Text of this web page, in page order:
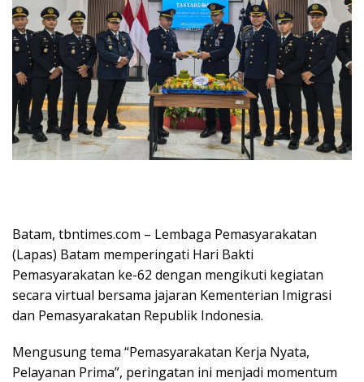
Batam, tbntimes.com – Lembaga Pemasyarakatan
(Lapas) Batam memperingati Hari Bakti
Pemasyarakatan ke-62 dengan mengikuti kegiatan
secara virtual bersama jajaran Kementerian Imigrasi
dan Pemasyarakatan Republik Indonesia.
Mengusung tema “Pemasyarakatan Kerja Nyata,
Pelayanan Prima”, peringatan ini menjadi momentum